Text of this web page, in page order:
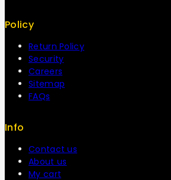
Policy
Return Policy
Security
Careers
Sitemap
FAQs
Info
Contact us
About us
My cart